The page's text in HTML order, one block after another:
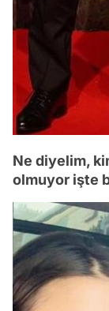
Ne diyelim,
olmuyor işte